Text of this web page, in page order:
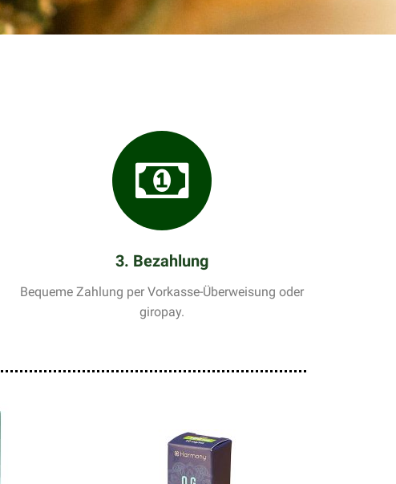
3. Bezahlung
Bequeme Zahlung per Vorkasse-Überweisung oder
giropay.